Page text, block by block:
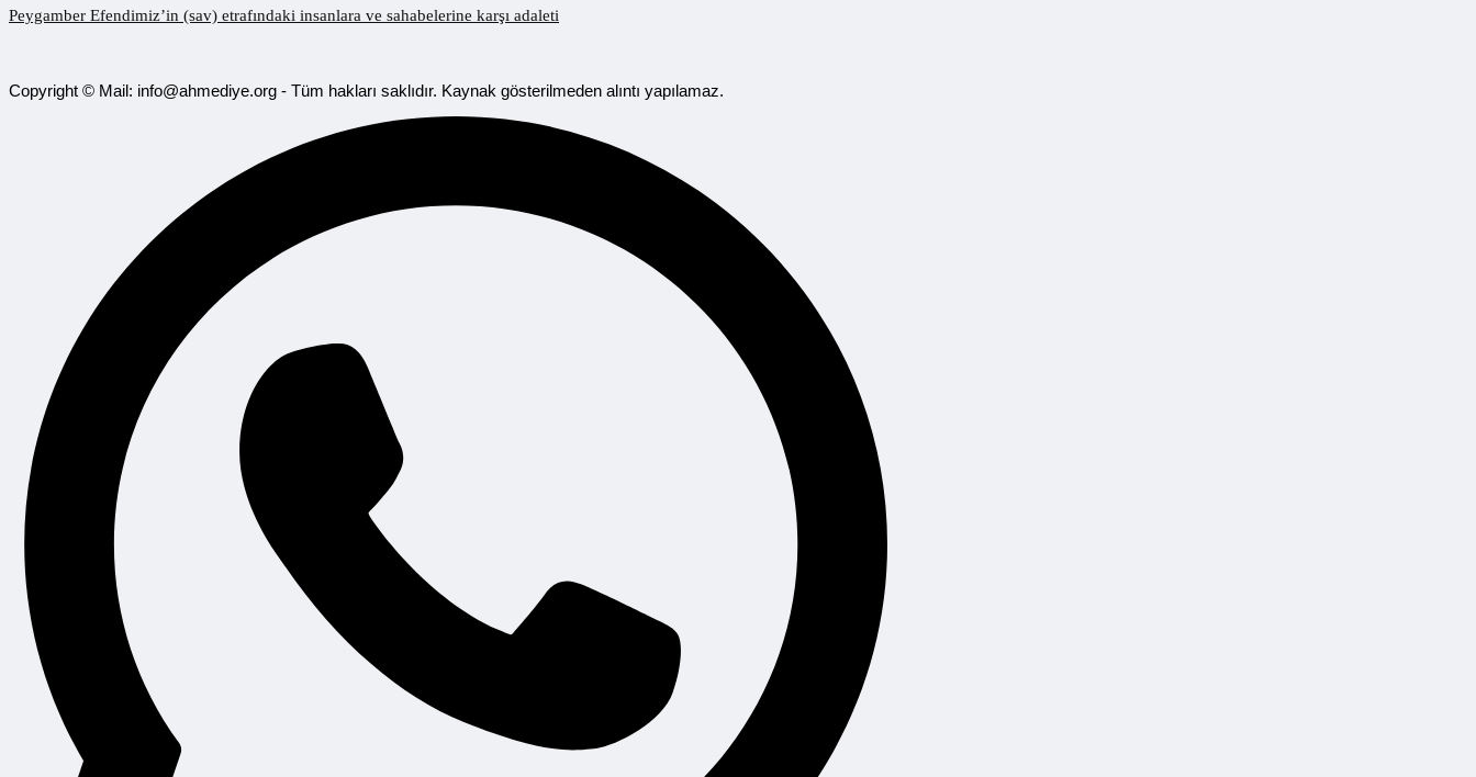
Peygamber Efendimiz’in (sav) etrafındaki insanlara ve sahabelerine karşı adaleti
Copyright © Mail: info@ahmediye.org - Tüm hakları saklıdır. Kaynak gösterilmeden alıntı yapılamaz.